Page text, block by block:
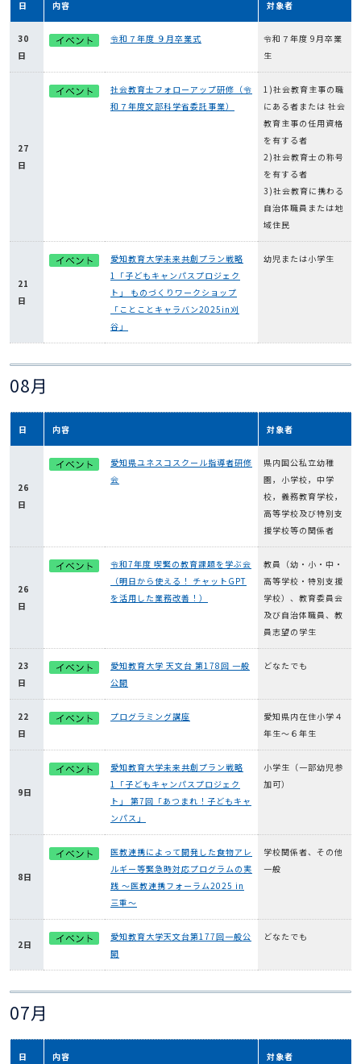
日 内容 対象者
30
日
令和７年度 ９月卒業式
令和７年度 9月卒業
生
27
日
社会教育士フォローアップ研修（令
和７年度文部科学省委託事業）
1)社会教育主事の職
にある者または 社会
教育主事の任用資格
を有する者
2)社会教育士の称号
を有する者
3)社会教育に携わる
自治体職員または地
域住民
21
日
愛知教育大学未来共創プラン戦略
1「子どもキャンパスプロジェク
ト」 ものづくりワークショップ
「ことことキャラバン2025in刈
谷」
幼児または小学生
08月
日 内容 対象者
26
日
愛知県ユネスコスクール指導者研修
会
県内国公私立幼稚
園，小学校，中学
校，義務教育学校，
高等学校及び特別支
援学校等の関係者
26
日
令和7年度 喫緊の教育課題を学ぶ会
（明日から使える！ チャットGPT
を活用した業務改善！）
教員（幼・小・中・
高等学校・特別支援
学校）、教育委員会
及び自治体職員、教
員志望の学生
23
日
愛知教育大学 天文台 第178回 一般
公開
どなたでも
22
日
プログラミング講座
愛知県内在住小学４
年生～６年生
9日
愛知教育大学未来共創プラン戦略
1「子どもキャンパスプロジェク
ト」 第7回「あつまれ！子どもキャ
ンパス」
小学生（一部幼児参
加可）
8日
医教連携によって開発した食物アレ
ルギー等緊急時対応プログラムの実
践 ～医教連携フォーラム2025 in
三重～
学校関係者、その他
一般
2日
愛知教育大学天文台第177回一般公
開
どなたでも
07月
日 内容 対象者